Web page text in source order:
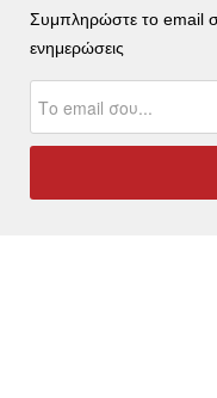
Συμπληρώστε το email
ενημερώσεις